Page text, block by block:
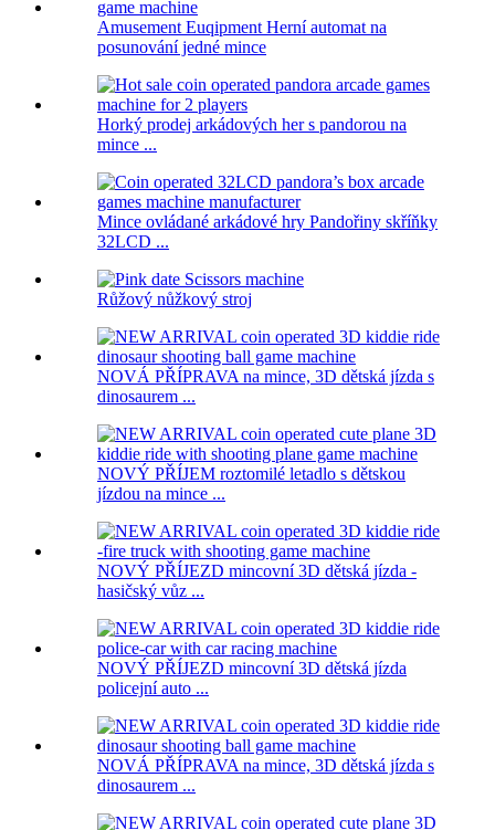
Amusement Euqipment Herní automat na
posunování jedné mince
Horký prodej arkádových her s pandorou na
mince ...
Mince ovládané arkádové hry Pandořiny skříňky
32LCD ...
Růžový nůžkový stroj
NOVÁ PŘÍPRAVA na mince, 3D dětská jízda s
dinosaurem ...
NOVÝ PŘÍJEM roztomilé letadlo s dětskou
jízdou na mince ...
NOVÝ PŘÍJEZD mincovní 3D dětská jízda -
hasičský vůz ...
NOVÝ PŘÍJEZD mincovní 3D dětská jízda
policejní auto ...
NOVÁ PŘÍPRAVA na mince, 3D dětská jízda s
dinosaurem ...